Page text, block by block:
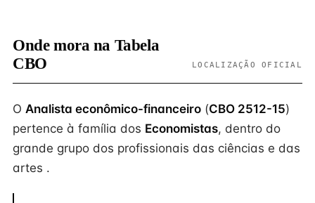
Onde mora na Tabela
CBO
LOCALIZAÇÃO OFICIAL
O Analista econômico-financeiro (CBO 2512-15)
pertence à família dos Economistas, dentro do
grande grupo dos profissionais das ciências e das
artes .